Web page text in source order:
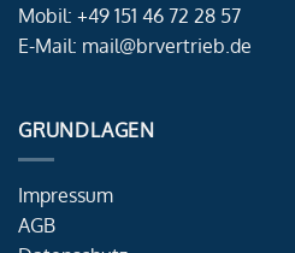
Mobil: +49 151 46 72 28 57
E-Mail: mail@brvertrieb.de
GRUNDLAGEN
Impressum
AGB